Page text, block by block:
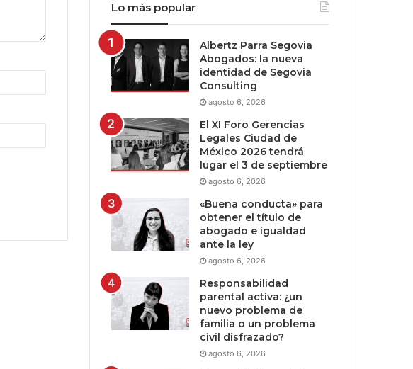
Lo más popular
Albertz Parra Segovia
Abogados: la nueva
identidad de Segovia
Consulting
agosto 6, 2026
El XI Foro Gerencias
Legales Ciudad de
México 2026 tendrá
lugar el 3 de septiembre
agosto 6, 2026
«Buena conducta» para
obtener el título de
abogado e igualdad
ante la ley
agosto 6, 2026
Responsabilidad
parental activa: ¿un
nuevo problema de
familia o un problema
civil disfrazado?
agosto 6, 2026